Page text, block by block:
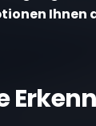
Ihnen